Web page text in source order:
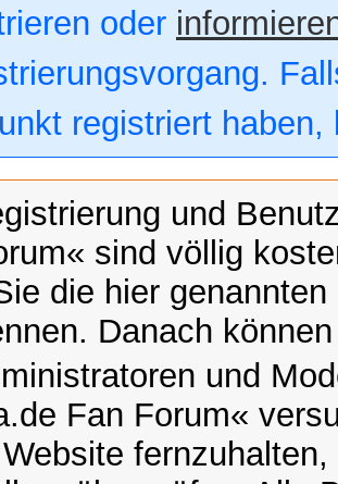
oder
registriert
und
sind völlig
die hier
Danach
und
Fan Forum«